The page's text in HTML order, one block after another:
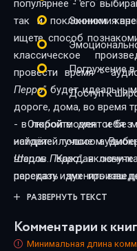
популярнее - его
так и поклонники
ищете способ
классическое
провести время -
Перро"будет
дороге, дома, во время
- в любой момент и без
найдёте лучшие
чтецов. Каждая
передать дух
максимально
собрали всё, чтобы
Экономия
Погружение
Доступ к
Откройте для себя
историей голосом.
Шарль Перро",
рассказу изменить ваш
РАЗВЕРНУТЬ ТЕКСТ
Комментарии к
Минимальная длина